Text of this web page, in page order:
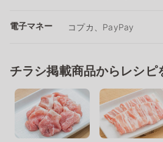
電子マネー コプカ、PayPay
チラシ掲載商品からレシピ